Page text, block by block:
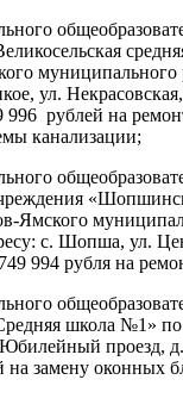
муниципального
ул.
996 рублей на
канализации;
Ямского
с. Шопша, ул.
994 рубля на
школа №1» по
проезд,
на замену оконных